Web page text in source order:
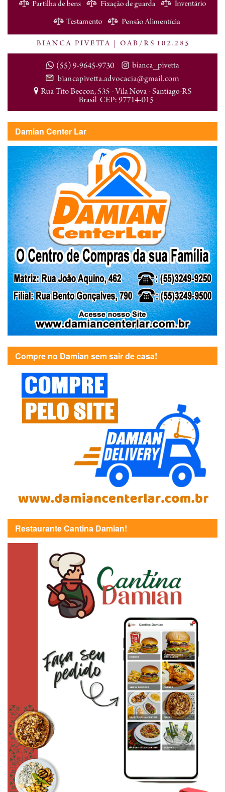
Damian Center Lar
Compre no Damian sem sair de casa!
Restaurante Cantina Damian!